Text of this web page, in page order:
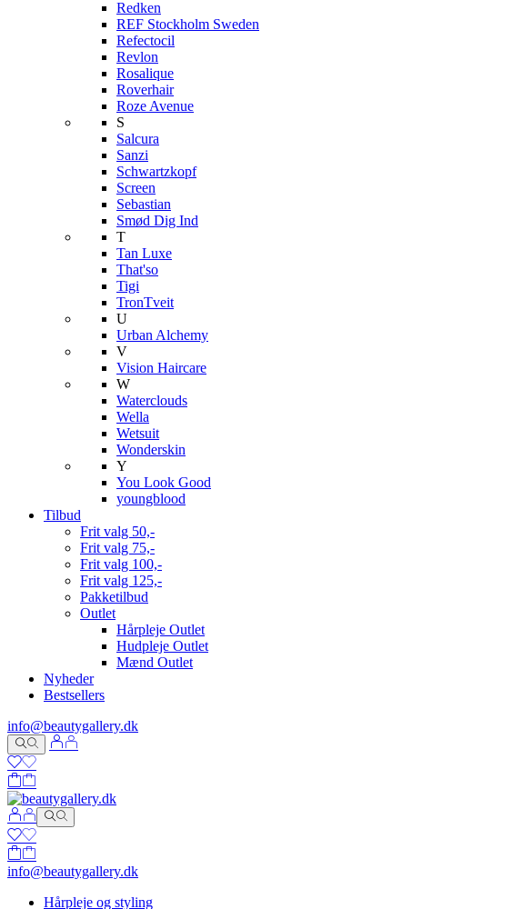
Redken
REF Stockholm Sweden
Refectocil
Revlon
Rosalique
Roverhair
Roze Avenue
S
Salcura
Sanzi
Schwartzkopf
Screen
Sebastian
Smød Dig Ind
T
Tan Luxe
That'so
Tigi
TronTveit
U
Urban Alchemy
V
Vision Haircare
W
Waterclouds
Wella
Wetsuit
Wonderskin
Y
You Look Good
youngblood
Tilbud
Frit valg 50,-
Frit valg 75,-
Frit valg 100,-
Frit valg 125,-
Pakketilbud
Outlet
Hårpleje Outlet
Hudpleje Outlet
Mænd Outlet
Nyheder
Bestsellers
info@beautygallery.dk
info@beautygallery.dk
Hårpleje og styling